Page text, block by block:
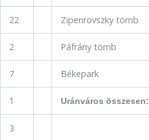
22 Zipenrovszky tömb
2 Páfrány tömb
7 Békepark
1 Uránváros összesen:
3